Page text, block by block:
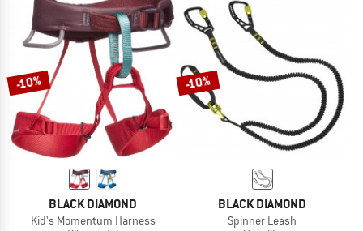
-10%
BLACK DIAMOND
Kid's Momentum Harness
-10%
BLACK DIAMOND
Spinner Leash